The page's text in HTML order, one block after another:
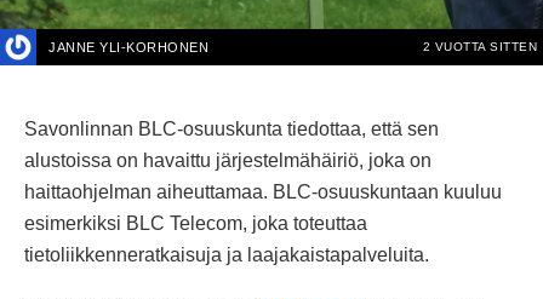
JANNE YLI-KORHONEN 2 VUOTTA SITTEN
Savonlinnan BLC-osuuskunta tiedottaa, että sen
alustoissa on havaittu järjestelmähäiriö, joka on
haittaohjelman aiheuttamaa. BLC-osuuskuntaan kuuluu
esimerkiksi BLC Telecom, joka toteuttaa
tietoliikkenneratkaisuja ja laajakaistapalveluita.